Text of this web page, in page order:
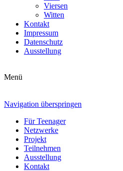
Viersen
Witten
Kontakt
Impressum
Datenschutz
Ausstellung
Menü
Navigation überspringen
Für Teenager
Netzwerke
Projekt
Teilnehmen
Ausstellung
Kontakt